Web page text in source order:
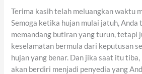
Terima kasih telah meluangkan waktu
Semoga ketika hujan mulai jatuh, Anda
memandang butiran yang turun, tetapi
keselamatan bermula dari keputusan
hujan yang benar. Dan jika saat itu tiba,
akan berdiri menjadi penyedia yang